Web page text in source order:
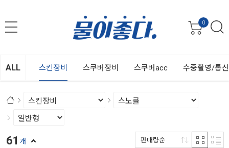
0
ALL 스킨장비 스쿠버장비 스쿠버acc 수중촬영/통
61 개 판매량순